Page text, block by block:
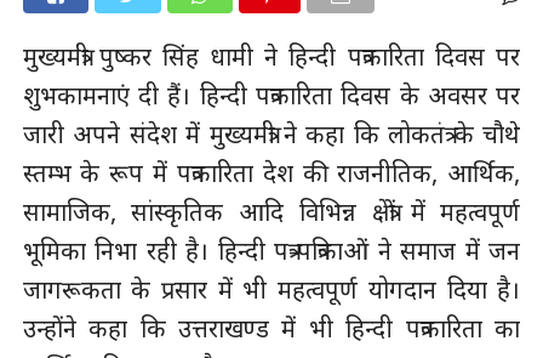
मुख्यमंत्री पुष्कर सिंह धामी ने हिन्दी पत्रकारिता दिवस पर
शुभकामनाएं दी हैं। हिन्दी पत्रकारिता दिवस के अवसर पर
जारी अपने संदेश में मुख्यमंत्री ने कहा कि लोकतंत्र के चौथे
स्तम्भ के रूप में पत्रकारिता देश की राजनीतिक, आर्थिक,
सामाजिक, सांस्कृतिक आदि विभिन्न क्षेत्रों में महत्वपूर्ण
भूमिका निभा रही है। हिन्दी पत्र-पत्रिकाओं ने समाज में जन
जागरूकता के प्रसार में भी महत्वपूर्ण योगदान दिया है।
उन्होंने कहा कि उत्तराखण्ड में भी हिन्दी पत्रकारिता का